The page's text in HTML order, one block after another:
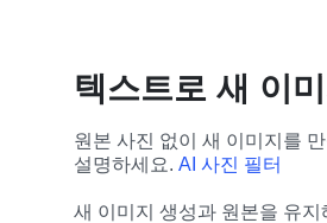
텍스트로 새 이
원본 사진 없이 새 이미지를
설명하세요. AI 사진 필터
새 이미지 생성과 원본을 유